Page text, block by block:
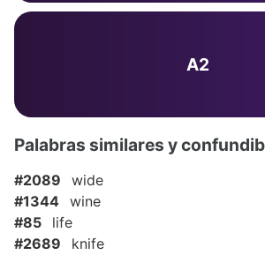
A2
Palabras similares y
#2089
wide
#1344 wine
#85
life
#2689
knife